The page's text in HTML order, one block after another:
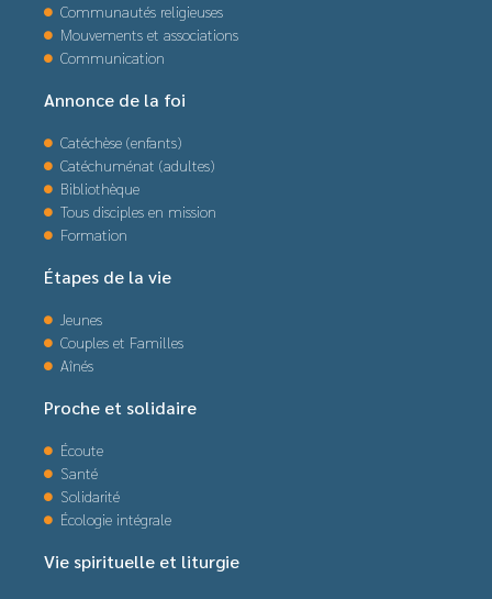
Communautés religieuses
Mouvements et associations
Communication
Annonce de la foi
Catéchèse (enfants)
Catéchuménat (adultes)
Bibliothèque
Tous disciples en mission
Formation
Étapes de la vie
Jeunes
Couples et Familles
Aînés
Proche et solidaire
Écoute
Santé
Solidarité
Écologie intégrale
Vie spirituelle et liturgie